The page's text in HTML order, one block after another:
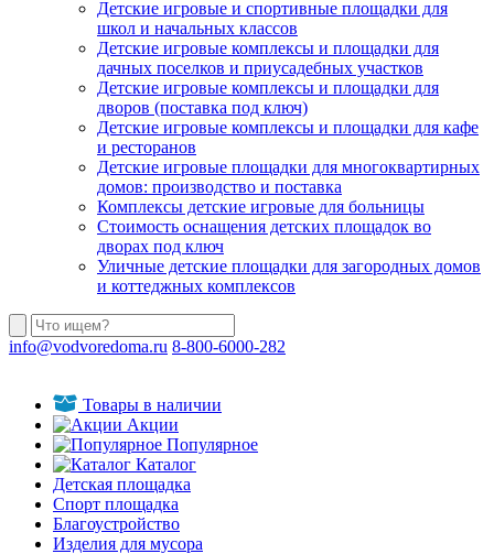
Детские игровые и спортивные площадки для
школ и начальных классов
Детские игровые комплексы и площадки для
дачных поселков и приусадебных участков
Детские игровые комплексы и площадки для
дворов (поставка под ключ)
Детские игровые комплексы и площадки для кафе
и ресторанов
Детские игровые площадки для многоквартирных
домов: производство и поставка
Комплексы детские игровые для больницы
Стоимость оснащения детских площадок во
дворах под ключ
Уличные детские площадки для загородных домов
и коттеджных комплексов
info@vodvoredoma.ru 8-800-6000-282
Товары в наличии
Акции
Популярное
Каталог
Детская площадка
Спорт площадка
Благоустройство
Изделия для мусора